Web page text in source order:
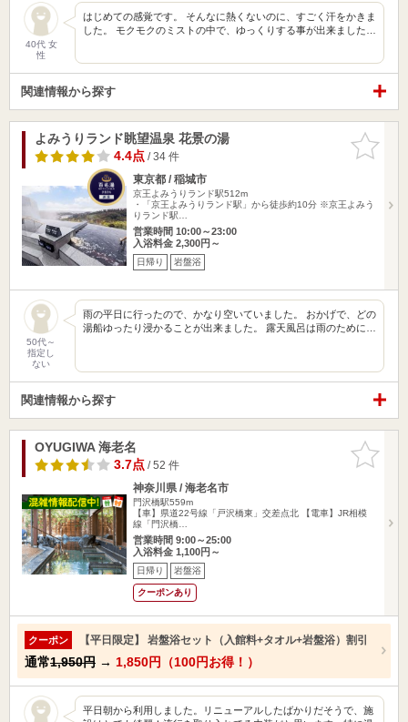
40代 女
性
はじめての感覚です。 そんなに熱くないのに、すごく汗をかきま
した。 モクモクのミストの中で、ゆっくりする事が出来ました…
関連情報から探す
お気に入
りに追加
よみうりランド眺望温泉 花景の湯
4.4点/ 34 件
東京都 / 稲城市
京王よみうりランド駅512m
・「京王よみうりランド駅」から徒歩約10分 ※京王よみう
りランド駅…
営業時間 10:00～23:00
入浴料金 2,300円～
日帰り 岩盤浴
50代～
指定し
ない
雨の平日に行ったので、かなり空いていました。 おかげで、どの
湯船ゆったり浸かることが出来ました。 露天風呂は雨のために…
関連情報から探す
お気に入
りに追加
OYUGIWA 海老名
3.7点/ 52 件
神奈川県 / 海老名市
門沢橋駅559m
【車】県道22号線「戸沢橋東」交差点北 【電車】JR相模
線「門沢橋…
営業時間 9:00～25:00
入浴料金 1,100円～
日帰り 岩盤浴
クーポンあり
クーポン 【平日限定】 岩盤浴セット（入館料+タオル+岩盤浴）割引
通常1,950円 → 1,850円（100円お得！）
平日朝から利用しました。リニューアルしたばかりだそうで、施